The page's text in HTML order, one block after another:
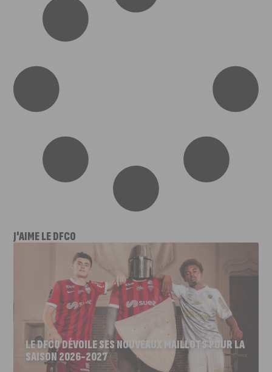
J'AIME LE DFCO
LE DFCO DÉVOILE SES NOUVEAUX MAILLOTS POUR LA
SAISON 2026-2027